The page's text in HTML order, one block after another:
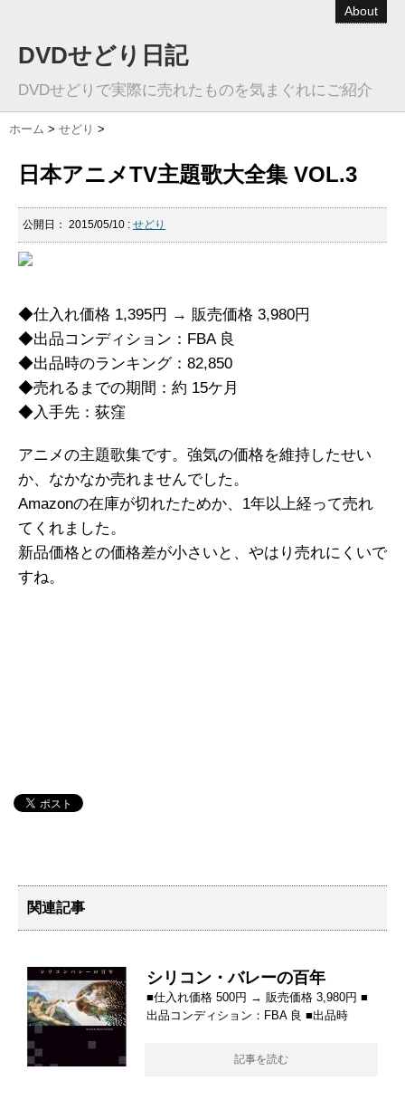
About
DVDせどり日記
DVDせどりで実際に売れたものを気まぐれにご紹介
ホーム > せどり >
日本アニメTV主題歌大全集 VOL.3
公開日： 2015/05/10 : せどり
◆仕入れ価格 1,395円 → 販売価格 3,980円
◆出品コンディション：FBA 良
◆出品時のランキング：82,850
◆売れるまでの期間：約 15ケ月
◆入手先：荻窪
アニメの主題歌集です。強気の価格を維持したせい
か、なかなか売れませんでした。
Amazonの在庫が切れたためか、1年以上経って売れ
てくれました。
新品価格との価格差が小さいと、やはり売れにくいで
すね。
関連記事
シリコン・バレーの百年
■仕入れ価格 500円 → 販売価格 3,980円 ■
出品コンディション：FBA 良 ■出品時
記事を読む